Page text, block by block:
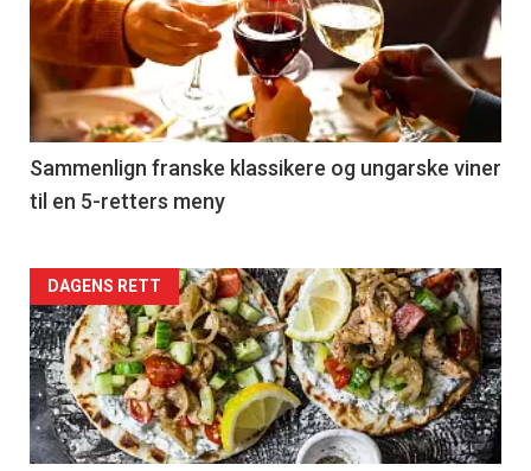
akkurat
nå
-
5
Sammenlign franske klassikere og ungarske viner
til en 5-retters meny
Forsiden
akkurat
nå
-
DAGENS RETT